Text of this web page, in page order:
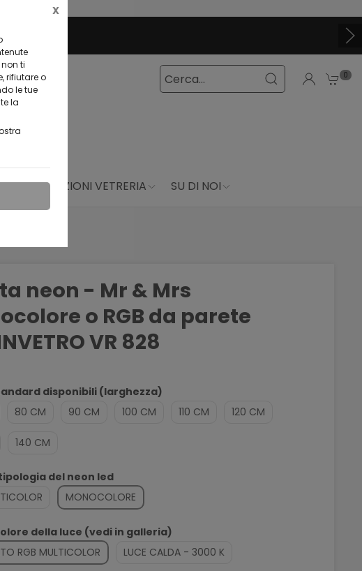
ti
rifiutare o
le tue
la
X
0
PRODUZIONI VETRERIA SU DI NOI
neon - Mr & Mrs
o RGB da parete
VR 828
disponibili (larghezza)
80 CM 90 CM 100 CM 110 CM 120 CM
140 CM
del neon led
MONOCOLORE
della luce (vedi in galleria)
RGB MULTICOLOR
LUCE CALDA - 3000 K